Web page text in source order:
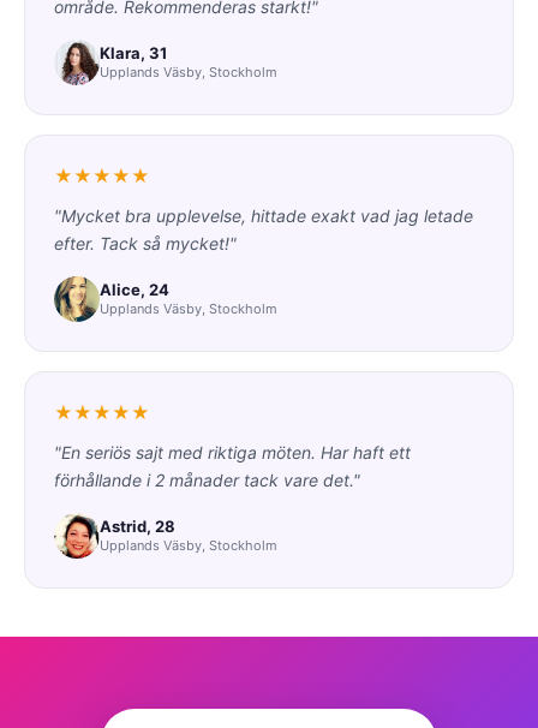
område. Rekommenderas starkt!"
Klara, 31
Upplands Väsby, Stockholm
★★★★★
"Mycket bra upplevelse, hittade exakt vad jag letade
efter. Tack så mycket!"
Alice, 24
Upplands Väsby, Stockholm
★★★★★
"En seriös sajt med riktiga möten. Har haft ett
förhållande i 2 månader tack vare det."
Astrid, 28
Upplands Väsby, Stockholm